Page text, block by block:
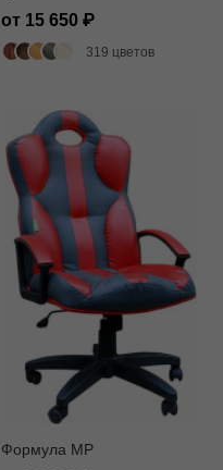
от 15 650
319 цветов
Формула MP